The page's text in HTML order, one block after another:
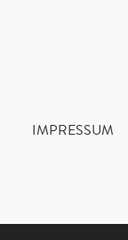
IMPRESSUM